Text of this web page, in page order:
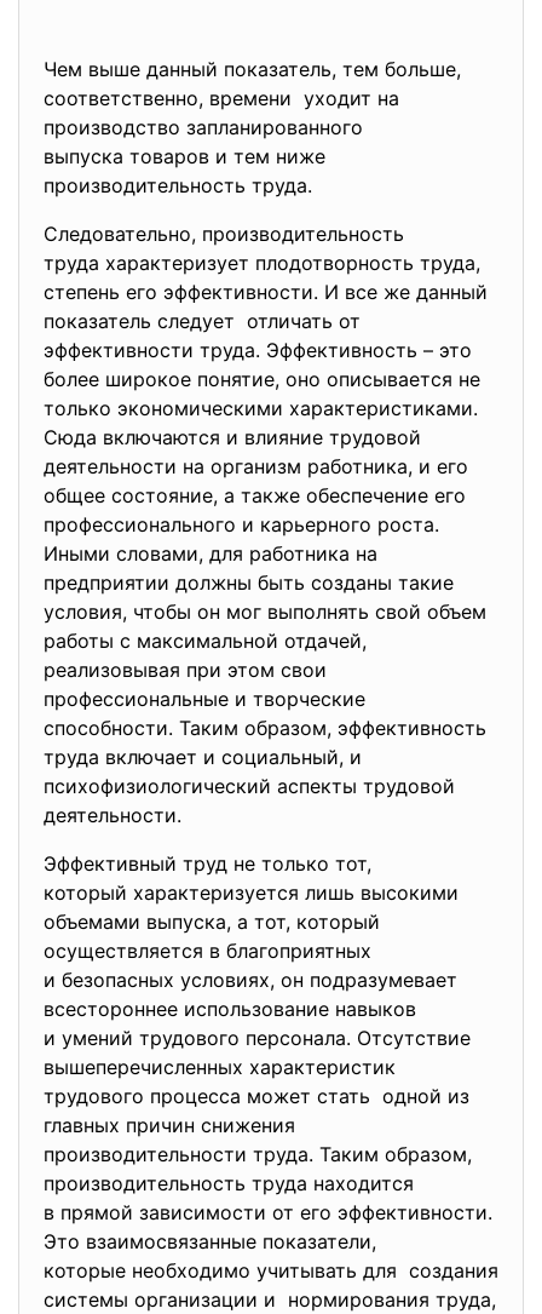
Чем выше данный показатель, тем больше,
соответственно, времени уходит на
производство запланированного
выпуска товаров и тем ниже
производительность труда.
Следовательно, производительность
труда характеризует плодотворность труда,
степень его эффективности. И все же данный
показатель следует отличать от
эффективности труда. Эффективность – это
более широкое понятие, оно описывается не
только экономическими характеристиками.
Сюда включаются и влияние трудовой
деятельности на организм работника, и его
общее состояние, а также обеспечение его
профессионального и карьерного роста.
Иными словами, для работника на
предприятии должны быть созданы такие
условия, чтобы он мог выполнять свой объем
работы с максимальной отдачей,
реализовывая при этом свои
профессиональные и творческие
способности. Таким образом, эффективность
труда включает и социальный, и
психофизиологический аспекты трудовой
деятельности.
Эффективный труд не только тот,
который характеризуется лишь высокими
объемами выпуска, а тот, который
осуществляется в благоприятных
и безопасных условиях, он подразумевает
всестороннее использование навыков
и умений трудового персонала. Отсутствие
вышеперечисленных характеристик
трудового процесса может стать одной из
главных причин снижения
производительности труда. Таким образом,
производительность труда находится
в прямой зависимости от его эффективности.
Это взаимосвязанные показатели,
которые необходимо учитывать для создания
системы организации и нормирования труда,